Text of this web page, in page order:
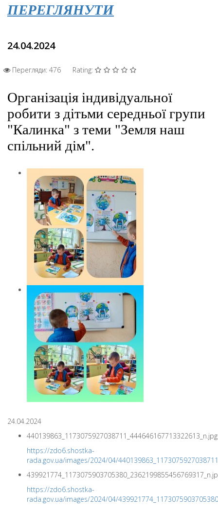
ПЕРЕГЛЯНУТИ
24.04.2024
Перегляди: 476 Rating:
Організація індивідуальної
робити з дітьми середньої групи
"Калинка" з теми "Земля наш
спільний дім".
24.04.2024
440139863_1173075927038711_444646167713322613_n.jpg
https://zdo6.shostka-
rada.gov.ua/images/2024/04/
https://zdo6.shostka-
rada.gov.ua/images/2024/04/